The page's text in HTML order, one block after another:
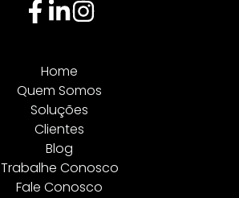
Home
Quem Somos
Soluções
Clientes
Blog
Trabalhe Conosco
Fale Conosco